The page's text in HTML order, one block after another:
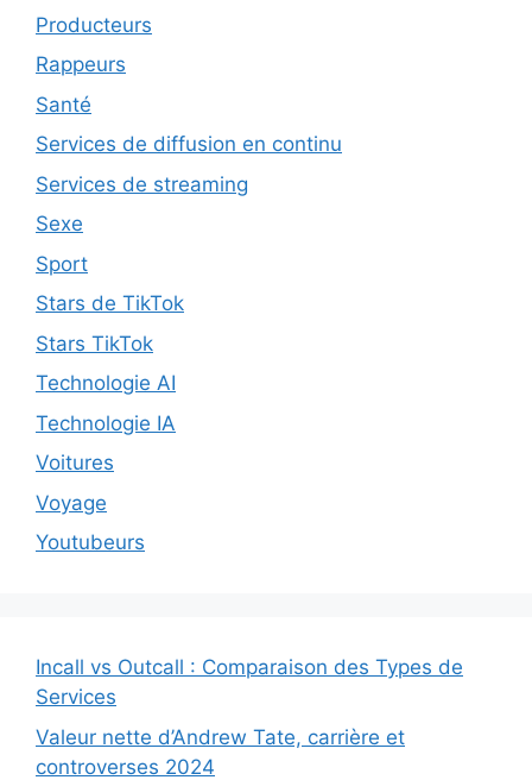
Producteurs
Rappeurs
Santé
Services de diffusion en continu
Services de streaming
Sexe
Sport
Stars de TikTok
Stars TikTok
Technologie AI
Technologie IA
Voitures
Voyage
Youtubeurs
Incall vs Outcall : Comparaison des Types de
Services
Valeur nette d’Andrew Tate, carrière et
controverses 2024